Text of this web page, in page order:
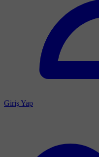
Giriş Yap